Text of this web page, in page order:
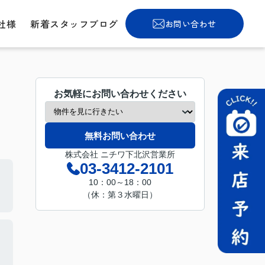
様 新着スタッフブログ お問い合わせ
お気軽にお問い合わせください
無料お問い合わせ
株式会社 ニチワ下北沢営業所
03-3412-2101
10：00～18：00
（休：第３水曜日）